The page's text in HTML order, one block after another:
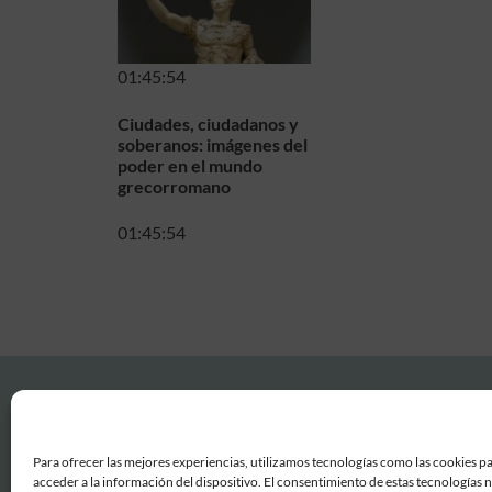
Para ofrecer las mejores experiencias, utilizamos tecnologías como las cookies
acceder a la información del dispositivo. El consentimiento de estas tecnologías
01:45:54
Ciudades, ciudadanos y
soberanos: imágenes del
poder en el mundo
grecorromano
01:45:54